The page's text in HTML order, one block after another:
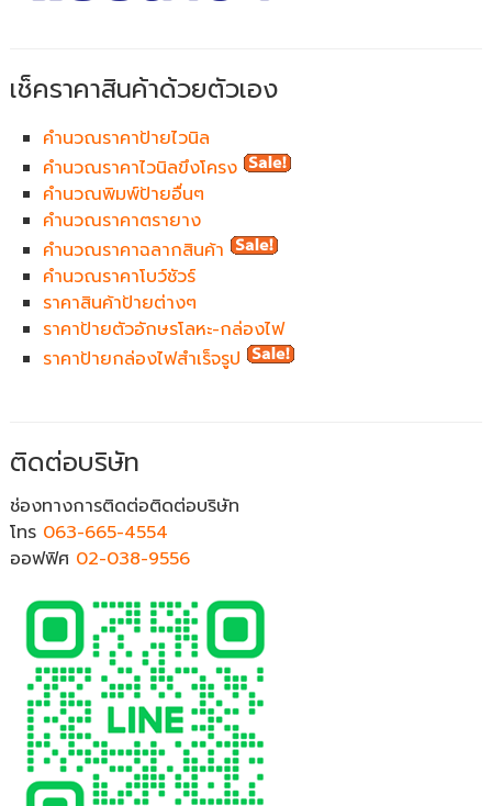
เช็คราคาสินค้าด้วยตัวเอง
คำนวณราคาป้ายไวนิล
คำนวณราคาไวนิลขึงโครง
คำนวณพิมพ์ป้ายอื่นๆ
คำนวณราคาตรายาง
คำนวณราคาฉลากสินค้า
คำนวณราคาโบว์ชัวร์
ราคาสินค้าป้ายต่างๆ
ราคาป้ายตัวอักษรโลหะ-กล่องไฟ
ราคาป้ายกล่องไฟสำเร็จรูป
ติดต่อบริษัท
ช่องทางการติดต่อติดต่อบริษัท
โทร 063-665-4554
ออฟฟิศ 02-038-9556